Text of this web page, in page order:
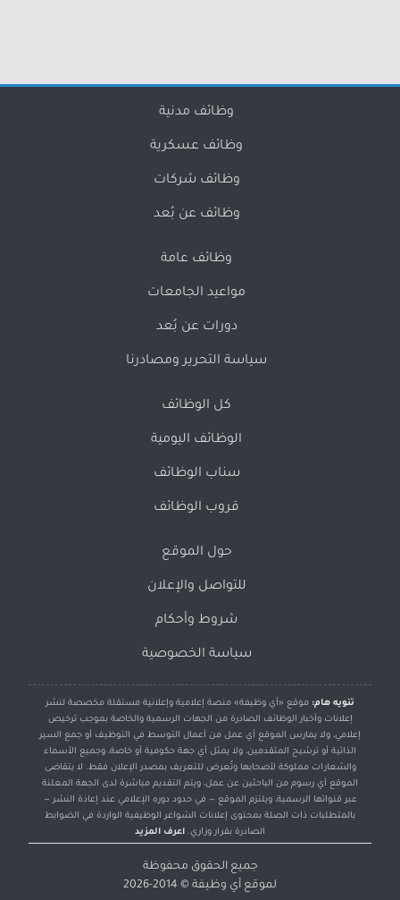
وظائف مدنية
وظائف عسكرية
وظائف شركات
وظائف عن بُعد
وظائف عامة
مواعيد الجامعات
دورات عن بُعد
سياسة التحرير ومصادرنا
كل الوظائف
الوظائف اليومية
سناب الوظائف
قروب الوظائف
حول الموقع
للتواصل والإعلان
شروط وأحكام
سياسة الخصوصية
تنويه هام: موقع «أي وظيفة» منصة إعلامية وإعلانية مستقلة مخصصة لنشر
إعلانات وأخبار الوظائف الصادرة من الجهات الرسمية والخاصة بموجب ترخيص
إعلامي، ولا يمارس الموقع أي عمل من أعمال التوسط في التوظيف أو جمع السير
الذاتية أو ترشيح المتقدمين، ولا يمثل أي جهة حكومية أو خاصة، وجميع الأسماء
والشعارات مملوكة لأصحابها وتُعرض للتعريف بمصدر الإعلان فقط. لا يتقاضى
الموقع أي رسوم من الباحثين عن عمل، ويتم التقديم مباشرة لدى الجهة المعلنة
عبر قنواتها الرسمية، ويلتزم الموقع — في حدود دوره الإعلامي عند إعادة النشر —
بالمتطلبات ذات الصلة بمحتوى إعلانات الشواغر الوظيفية الواردة في الضوابط
الصادرة بقرار وزاري. اعرف المزيد
جميع الحقوق محفوظة
لموقع أي وظيفة © 2014-2026